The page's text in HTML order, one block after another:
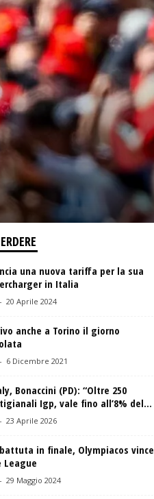
una nuova tariffa per la sua
in Italia
- 20 Aprile 2024
anche a Torino il giorno
- 6 Dicembre 2021
Bonaccini (PD): “Oltre 250
Igp, vale fino all’8% del...
- 23 Aprile 2026
in finale, Olympiacos vince
League
- 29 Maggio 2024